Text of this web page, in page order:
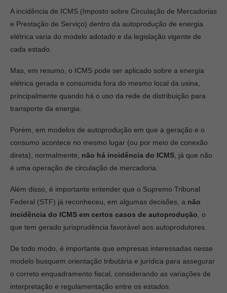
A incidência de ICMS (Imposto sobre Circulação de Mercadorias
e Prestação de Serviço) dentro da autoprodução de energia
elétrica varia do modelo adotado e da legislação vigente de
cada estado.
Mas, em resumo, o ICMS pode ser aplicado sobre a energia
elétrica gerada e consumida fora do mesmo local da usina,
principalmente quando há o uso da rede de distribuição para
transporte da energia.
Porém, em modelos de autoprodução em que a geração e o
consumo acontece no mesmo lugar (ou por meio de conexão
direta), normalmente, não há incidência do ICMS , já que não
é uma operação de circulação de mercadoria.
Além disso, é importante entender que o Supremo Tribunal
Federal (STF) já reconheceu, em algumas decisões, a não
incidência do ICMS em certos casos de autoprodução , o
que tem gerado jurisprudência favorável aos autoprodutores.
De todo modo, é importante que empresas interessadas nesse
modelo busquem orientação tributária e jurídica para assegurar
o correto enquadramento fiscal, considerando as variações de
interpretação e regulamentação entre os estados.